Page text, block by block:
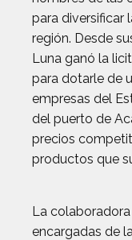
para diversificar
región. Desde
Luna ganó la
para dotarle de
empresas del
del puerto de
precios
productos que
La
encargadas de